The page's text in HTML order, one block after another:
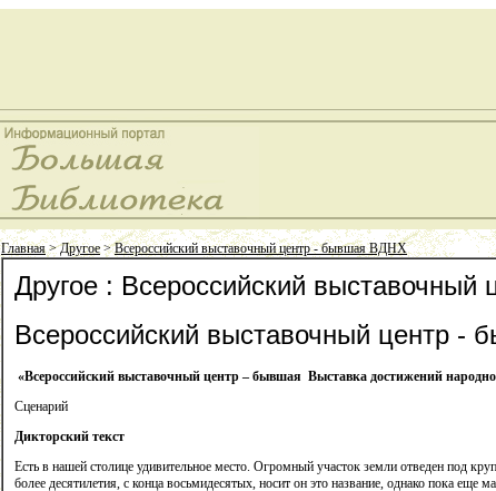
Главная>Другое>Всероссийский выставочный центр - бывшая ВДНХ
Другое : Всероссийский
Всероссийский выставочный центр -
«Всероссийский выставочный центр – бывшая Выставка достижений
Сценарий
Дикторский текст
Есть в нашей столице удивительное место. Огромный участок земли отведен под
более десятилетия, с конца восьмидесятых, носит он это название, однако пока